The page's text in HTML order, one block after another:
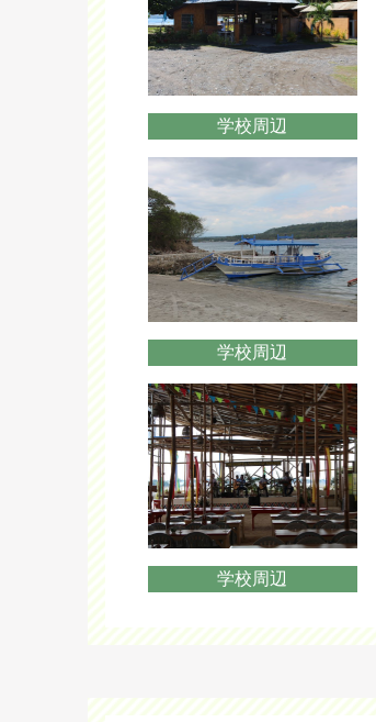
学校周辺
学校周辺
学校周辺